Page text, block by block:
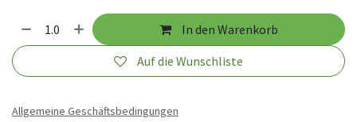
In den Warenkorb
Auf die Wunschliste
Allgemeine Geschäftsbedingungen